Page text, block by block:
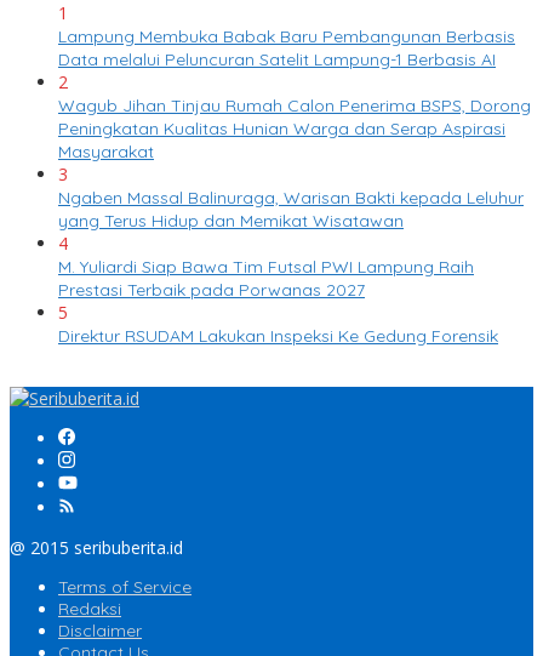
1
Lampung Membuka Babak Baru Pembangunan Berbasis
Data melalui Peluncuran Satelit Lampung-1 Berbasis AI
2
Wagub Jihan Tinjau Rumah Calon Penerima BSPS, Dorong
Peningkatan Kualitas Hunian Warga dan Serap Aspirasi
Masyarakat
3
Ngaben Massal Balinuraga, Warisan Bakti kepada Leluhur
yang Terus Hidup dan Memikat Wisatawan
4
M. Yuliardi Siap Bawa Tim Futsal PWI Lampung Raih
Prestasi Terbaik pada Porwanas 2027
5
Direktur RSUDAM Lakukan Inspeksi Ke Gedung Forensik
@ 2015 seribuberita.id
Terms of Service
Redaksi
Disclaimer